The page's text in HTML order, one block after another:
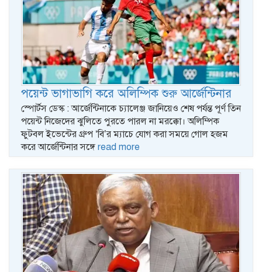
পয়েন্ট ভাগাভাগি করে অলিম্পিক শুরু আর্জেন্টিনার
স্পোর্টস ডেস্ক : আর্জেন্টিনাকে চ্যালেঞ্জ জানিয়েও শেষ পর্যন্ত পূর্ণ তিন
পয়েন্ট নিজেদের ঝুলিতে পুরতে পারল না মরক্কো। অলিম্পিক
ফুটবল ইভেন্টের গ্রুপ ‘বি’র ম্যাচে যোগ করা সময়ে গোল হজম
করে আর্জেন্টিনার সঙ্গে read more